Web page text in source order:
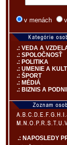
v menách
.: VEDA A
.: SPOLOČNOSŤ
.: POLITIKA
.: UMENIE A
.: ŠPORT
.: MÉDIÁ
.: BIZNIS A
.: NAPOSLEDY